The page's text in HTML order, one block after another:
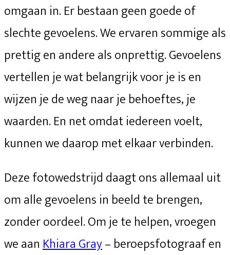
omgaan in. Er bestaan geen goede of
slechte gevoelens. We ervaren sommige als
prettig en andere als onprettig. Gevoelens
vertellen je wat belangrijk voor je is en
wijzen je de weg naar je behoeftes, je
waarden. En net omdat iedereen voelt,
kunnen we daarop met elkaar verbinden.
Deze fotowedstrijd daagt ons allemaal uit
om alle gevoelens in beeld te brengen,
zonder oordeel. Om je te helpen, vroegen
we aanKhiara Gray– beroepsfotograaf en